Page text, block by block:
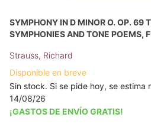
SYMPHONY IN D MINOR O. OP. 69
SYMPHONIES AND TONE POEMS,
Strauss, Richard
Disponible en breve
Sin stock. Si se pide hoy, se estima
14/08/26
¡GASTOS DE ENVÍO GRATIS!